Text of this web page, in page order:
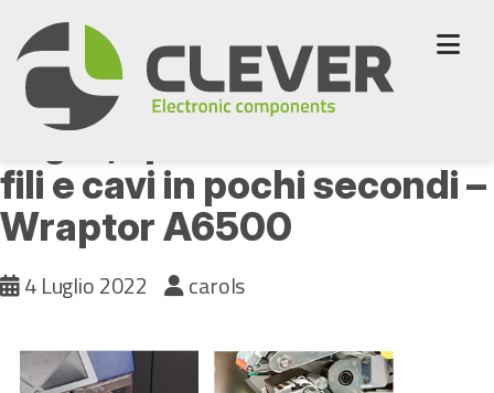
to
content
Taglia, spela ed etichetta
fili e cavi in pochi secondi –
Wraptor A6500
4 Luglio 2022 carols